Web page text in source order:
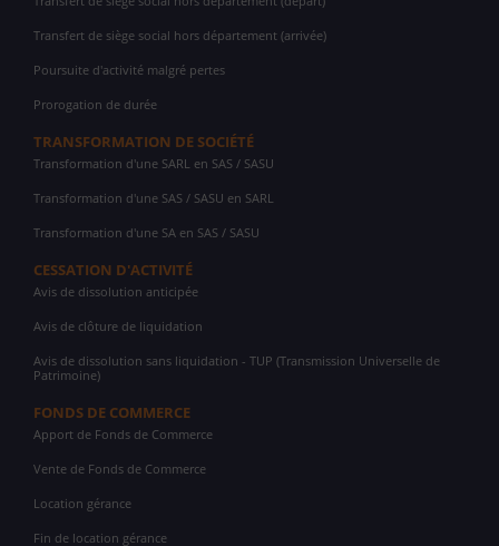
Transfert de siège social hors département (arrivée)
Poursuite d'activité malgré pertes
Prorogation de durée
TRANSFORMATION DE SOCIÉTÉ
Transformation d'une SARL en SAS / SASU
Transformation d'une SAS / SASU en SARL
Transformation d'une SA en SAS / SASU
CESSATION D'ACTIVITÉ
Avis de dissolution anticipée
Avis de clôture de liquidation
Avis de dissolution sans liquidation - TUP (Transmission Universelle de
Patrimoine)
FONDS DE COMMERCE
Apport de Fonds de Commerce
Vente de Fonds de Commerce
Location gérance
Fin de location gérance